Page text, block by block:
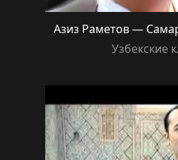
Азиз Раметов —
Узбекские